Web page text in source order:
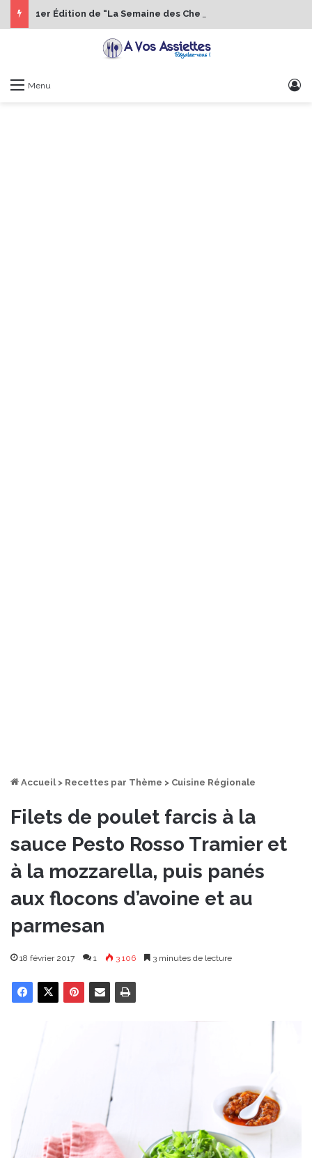
Menu
Accueil > Recettes par Thème > Cuisine Régionale
Filets de poulet farcis à la
sauce Pesto Rosso Tramier et
à la mozzarella, puis panés
aux flocons d’avoine et au
parmesan
18 février 2017 1 3 106 3 minutes de lecture